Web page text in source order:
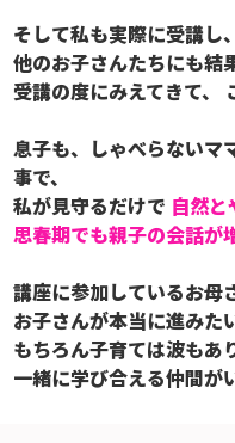
そして私も実際に受講し、
他のお子さんたちにも結
受講の度にみえてきて、
息子も、しゃべらないマ
事で、
私が見守るだけで 自然と
思春期でも親子の会話が
講座に参加しているお母
お子さんが本当に進みた
もちろん子育ては波もあ
一緒に学び合える仲間が